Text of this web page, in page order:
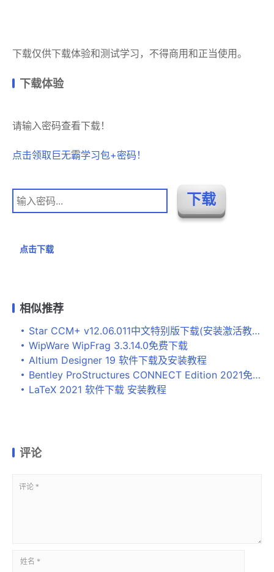
下载仅供下载体验和测试学习，不得商用和正当使用。
下载体验
请输入密码查看下载！
点击领取巨无霸学习包+密码！
点击下载
相似推荐
Star CCM+ v12.06.011中文特别版下载(安装激活教程)
WipWare WipFrag 3.3.14.0免费下载
Altium Designer 19 软件下载及安装教程
Bentley ProStructures CONNECT Edition 2021免费下载
LaTeX 2021 软件下载 安装教程
评论